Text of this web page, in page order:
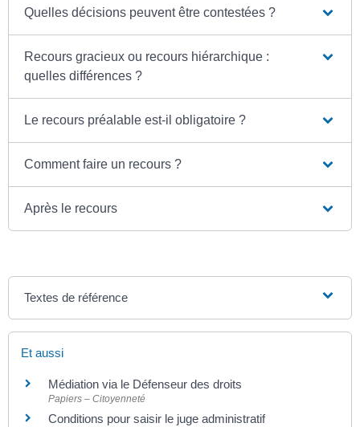
Quelles décisions peuvent être contestées ?
Recours gracieux ou recours hiérarchique :
quelles différences ?
Le recours préalable est-il obligatoire ?
Comment faire un recours ?
Après le recours
Textes de référence
Et aussi
Médiation via le Défenseur des droits
Papiers – Citoyenneté
Conditions pour saisir le juge administratif